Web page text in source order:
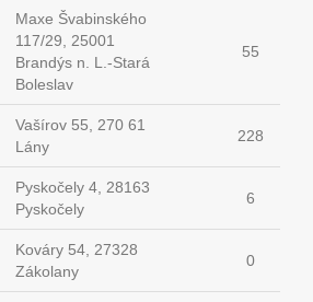
Maxe Švabinského
117/29, 25001
Brandýs n. L.-Stará
Boleslav
55
Vašírov 55, 270 61
Lány
228
Pyskočely 4, 28163
Pyskočely
6
Kováry 54, 27328
Zákolany
0